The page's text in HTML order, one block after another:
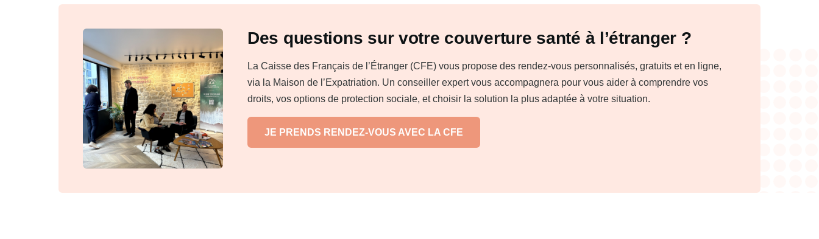
Des questions sur votre couverture santé à l’étranger ?
La Caisse des Français de l’Étranger (CFE) vous propose des rendez-vous personnalisés, gratuits et en ligne,
via la Maison de l’Expatriation. Un conseiller expert vous accompagnera pour vous aider à comprendre vos
droits, vos options de protection sociale, et choisir la solution la plus adaptée à votre situation.
JE PRENDS RENDEZ-VOUS AVEC LA CFE